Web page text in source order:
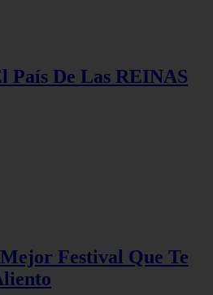
País De Las REINAS
Festival Que Te